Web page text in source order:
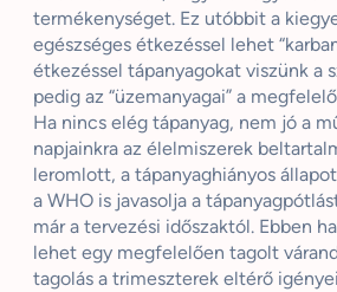
termékenységet. Ez utóbbit a
egészséges étkezéssel lehet
étkezéssel tápanyagokat viszünk a
pedig az “üzemanyagai” a
Ha nincs elég tápanyag, nem jó a
napjainkra az élelmiszerek
leromlott, a tápanyaghiányos
a WHO is javasolja a
már a tervezési időszaktól. Ebben
lehet egy megfelelően tagolt
tagolás a trimeszterek eltérő